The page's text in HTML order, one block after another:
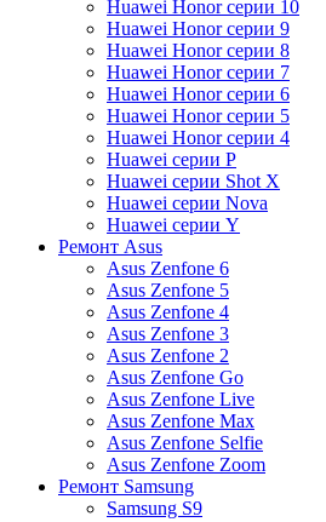
Huawei Honor серии 10
Huawei Honor серии 9
Huawei Honor серии 8
Huawei Honor серии 7
Huawei Honor серии 6
Huawei Honor серии 5
Huawei Honor серии 4
Huawei серии P
Huawei серии Shot X
Huawei серии Nova
Huawei серии Y
Ремонт Asus
Asus Zenfone 6
Asus Zenfone 5
Asus Zenfone 4
Asus Zenfone 3
Asus Zenfone 2
Asus Zenfone Go
Asus Zenfone Live
Asus Zenfone Max
Asus Zenfone Selfie
Asus Zenfone Zoom
Ремонт Samsung
Samsung S9